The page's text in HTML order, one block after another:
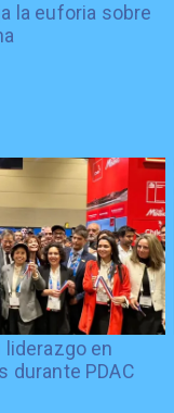
la euforia sobre
en
durante PDAC